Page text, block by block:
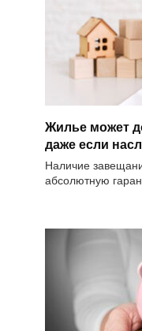
Жилье может
даже если
Наличие
абсолютную